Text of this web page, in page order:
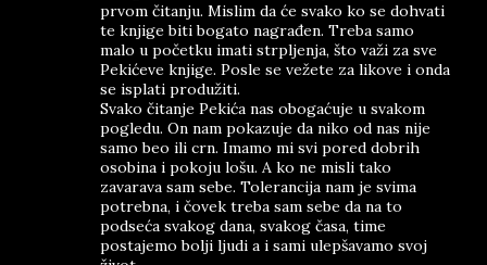
prvom čitanju. Mislim da će svako ko se dohvati
te knjige biti bogato nagrađen. Treba samo
malo u početku imati strpljenja, što važi za sve
Pekićeve knjige. Posle se vežete za likove i onda
se isplati produžiti.
Svako čitanje Pekića nas obogaćuje u svakom
pogledu. On nam pokazuje da niko od nas nije
samo beo ili crn. Imamo mi svi pored dobrih
osobina i pokoju lošu. A ko ne misli tako
zavarava sam sebe. Tolerancija nam je svima
potrebna, i čovek treba sam sebe da na to
podseća svakog dana, svakog časa, time
postajemo bolji ljudi a i sami ulepšavamo svoj